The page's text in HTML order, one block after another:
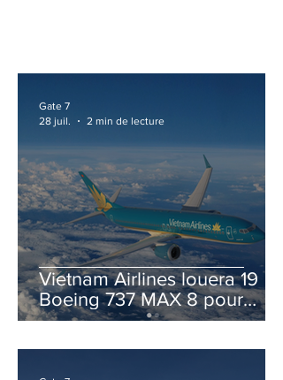
Vietnam Airlines louera 19
Boeing 737 MAX 8 pour
accélérer la modernisation
Gate 7
28 juil.
2 min de lecture